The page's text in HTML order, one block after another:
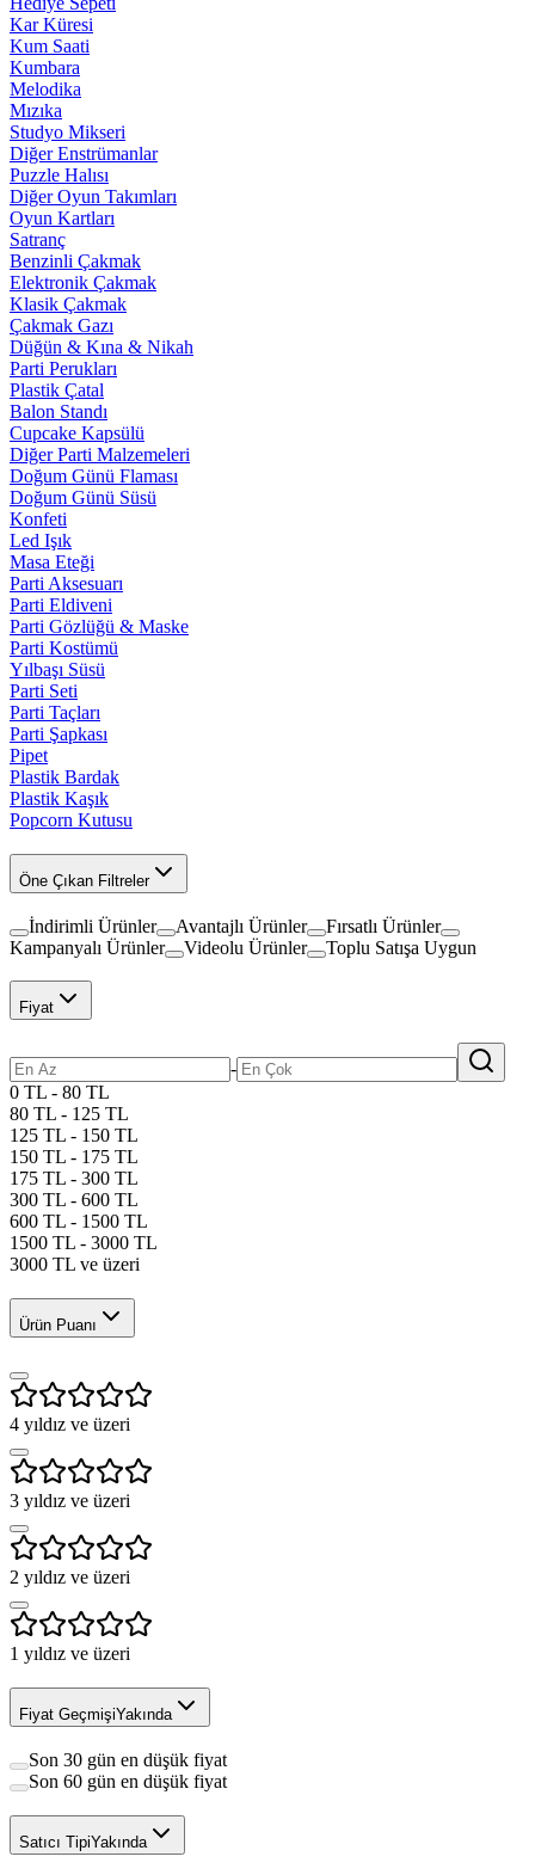
Kar Küresi
Kum Saati
Kumbara
Melodika
Mızıka
Studyo Mikseri
Diğer Enstrümanlar
Puzzle Halısı
Diğer Oyun Takımları
Oyun Kartları
Satranç
Benzinli Çakmak
Elektronik Çakmak
Klasik Çakmak
Çakmak Gazı
Düğün & Kına & Nikah
Parti Perukları
Plastik Çatal
Balon Standı
Cupcake Kapsülü
Diğer Parti Malzemeleri
Doğum Günü Flaması
Doğum Günü Süsü
Konfeti
Led Işık
Masa Eteği
Parti Aksesuarı
Parti Eldiveni
Parti Gözlüğü & Maske
Parti Kostümü
Yılbaşı Süsü
Parti Seti
Parti Taçları
Parti Şapkası
Pipet
Plastik Bardak
Plastik Kaşık
Popcorn Kutusu
Öne Çıkan Filtreler
İndirimli Ürünler Avantajlı Ürünler
Fırsatlı Ürünler
Kampanyalı Ürünler
Videolu Ürünler Toplu Satışa Uygun
Fiyat
-
0 TL - 80 TL
80 TL - 125 TL
125 TL - 150 TL
150 TL - 175 TL
175 TL - 300 TL
300 TL - 600 TL
600 TL - 1500 TL
1500 TL - 3000 TL
3000 TL ve üzeri
Ürün Puanı
4 yıldız ve üzeri
3 yıldız ve üzeri
2 yıldız ve üzeri
1 yıldız ve üzeri
Fiyat GeçmişiYakında
Son 30 gün en düşük fiyat
Son 60 gün en düşük fiyat
Satıcı TipiYakında